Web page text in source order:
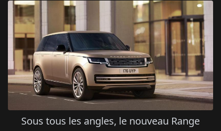
Sous tous les angles, le nouveau Range